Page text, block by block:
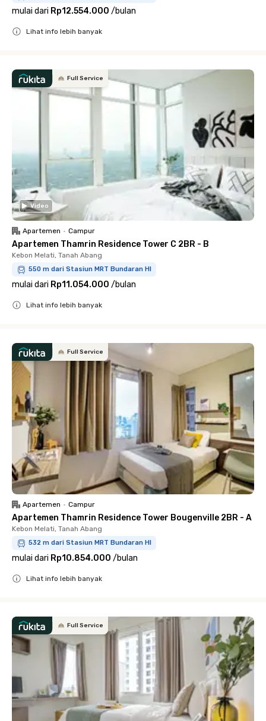
mulai dari Rp12.554.000 /bulan
Lihat info lebih banyak
Full Service
Video
Apartemen • Campur
Apartemen Thamrin Residence Tower C 2BR - B
Kebon Melati, Tanah Abang
550 m dari Stasiun MRT Bundaran HI
mulai dari Rp11.054.000 /bulan
Lihat info lebih banyak
Full Service
Apartemen • Campur
Apartemen Thamrin Residence Tower Bougenville 2BR - A
Kebon Melati, Tanah Abang
532 m dari Stasiun MRT Bundaran HI
mulai dari Rp10.854.000 /bulan
Lihat info lebih banyak
Full Service